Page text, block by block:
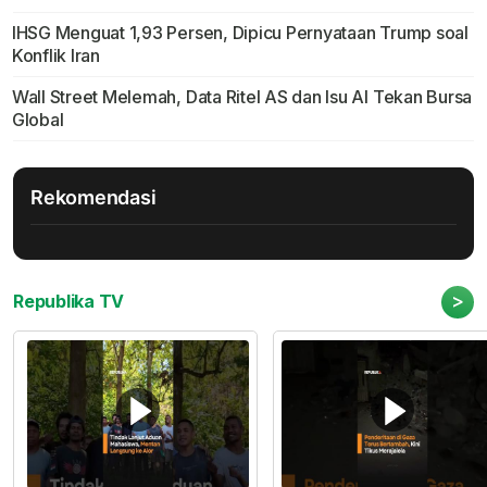
IHSG Menguat 1,93 Persen, Dipicu Pernyataan Trump soal
Konflik Iran
Wall Street Melemah, Data Ritel AS dan Isu AI Tekan Bursa
Global
Rekomendasi
Republika TV >